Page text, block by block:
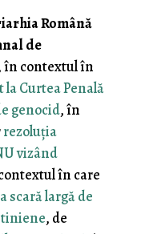
Română
de
în contextul în
Curtea Penală
genocid, în
rezoluţia
vizând
în care
scară largă de
, de